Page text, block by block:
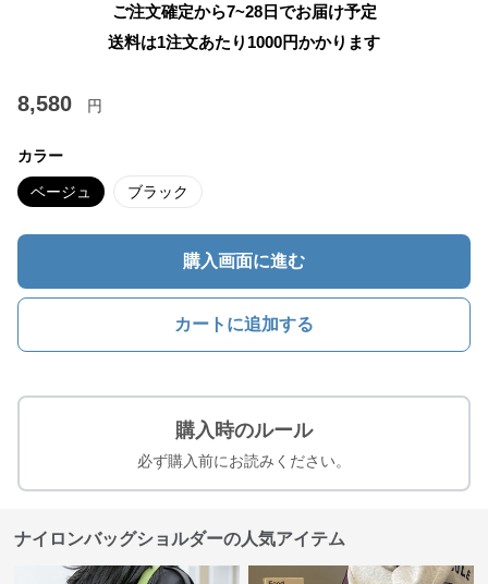
ご注文確定から7~28日でお届け予定
送料は1注文あたり 1000円かかります
8,580 円
カラー
ベージュ ブラック
購入画面に進む
カートに追加する
購入時のルール
必ず購入前にお読みください。
ナイロンバッグショルダーの人気アイテム